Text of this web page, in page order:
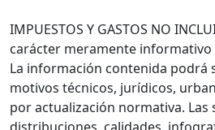
IMPUESTOS Y GASTOS NO
carácter meramente
La información contenida podrá
motivos técnicos, jurídicos,
por actualización normativa. Las